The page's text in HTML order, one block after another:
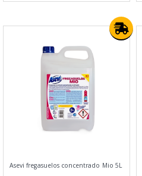
Asevi fregasuelos concentrado Mio 5L